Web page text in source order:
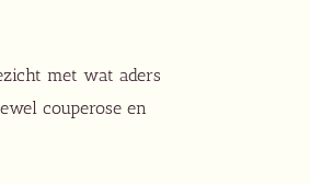
met wat aders
couperose en